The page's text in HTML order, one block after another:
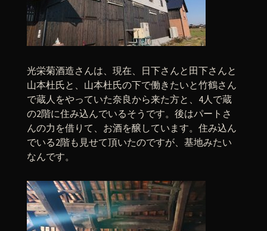
光栄菊酒造さんは、現在、日下さんと田下さんと
山本杜氏と、山本杜氏の下で働きたいと竹鶴さん
で蔵人をやっていた奈良から来た方と、4人で蔵
の2階に住み込んでいるそうです。後はパートさ
んの力を借りて、お酒を醸しています。住み込ん
でいる2階も見せて頂いたのですが、基地みたい
なんです。